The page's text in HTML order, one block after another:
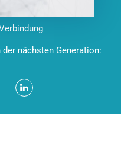
nächsten Generation: